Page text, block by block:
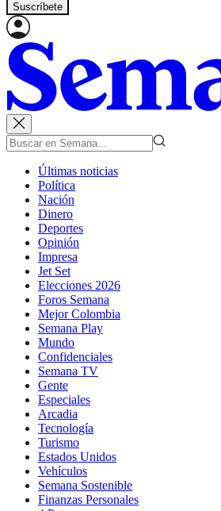
Suscríbete
Últimas noticias
Política
Nación
Dinero
Deportes
Opinión
Impresa
Jet Set
Elecciones 2026
Foros Semana
Mejor Colombia
Semana Play
Mundo
Confidenciales
Semana TV
Gente
Especiales
Arcadia
Tecnología
Turismo
Estados Unidos
Vehículos
Semana Sostenible
Finanzas Personales